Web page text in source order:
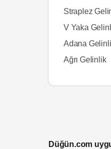
Straplez
V Yaka
Adana
Ağrı Gelinlik
Düğün.com